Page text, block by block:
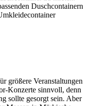
Duschcontainern
größere Veranstaltungen
Konzerte sinnvoll, denn
sollte gesorgt sein. Aber